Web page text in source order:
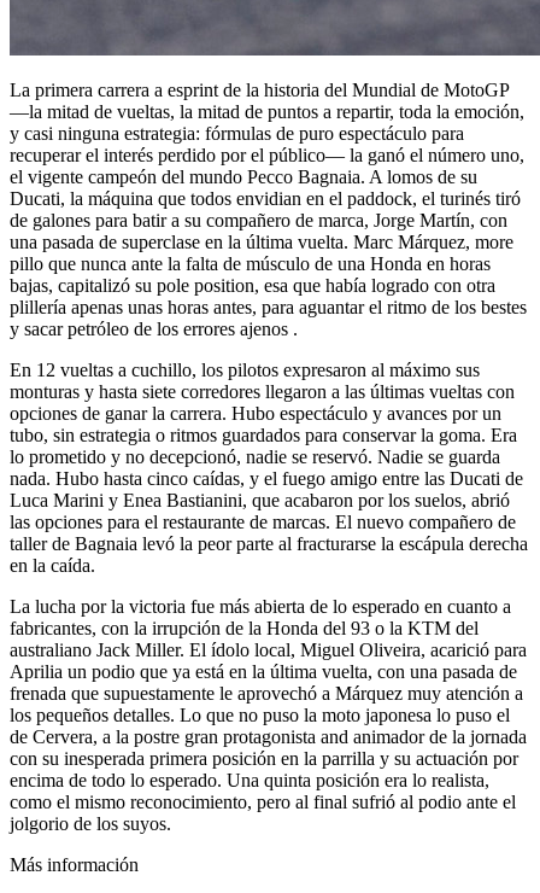
La primera carrera a esprint de la historia del Mundial de MotoGP
—la mitad de vueltas, la mitad de puntos a repartir, toda la emoción,
y casi ninguna estrategia: fórmulas de puro espectáculo para
recuperar el interés perdido por el público— la ganó el número uno,
el vigente campeón del mundo Pecco Bagnaia. A lomos de su
Ducati, la máquina que todos envidian en el paddock, el turinés tiró
de galones para batir a su compañero de marca, Jorge Martín, con
una pasada de superclase en la última vuelta. Marc Márquez, more
pillo que nunca ante la falta de músculo de una Honda en horas
bajas, capitalizó su pole position, esa que había logrado con otra
plillería apenas unas horas antes, para aguantar el ritmo de los bestes
y sacar petróleo de los errores ajenos .
En 12 vueltas a cuchillo, los pilotos expresaron al máximo sus
monturas y hasta siete corredores llegaron a las últimas vueltas con
opciones de ganar la carrera. Hubo espectáculo y avances por un
tubo, sin estrategia o ritmos guardados para conservar la goma. Era
lo prometido y no decepcionó, nadie se reservó. Nadie se guarda
nada. Hubo hasta cinco caídas, y el fuego amigo entre las Ducati de
Luca Marini y Enea Bastianini, que acabaron por los suelos, abrió
las opciones para el restaurante de marcas. El nuevo compañero de
taller de Bagnaia levó la peor parte al fracturarse la escápula derecha
en la caída.
La lucha por la victoria fue más abierta de lo esperado en cuanto a
fabricantes, con la irrupción de la Honda del 93 o la KTM del
australiano Jack Miller. El ídolo local, Miguel Oliveira, acarició para
Aprilia un podio que ya está en la última vuelta, con una pasada de
frenada que supuestamente le aprovechó a Márquez muy atención a
los pequeños detalles. Lo que no puso la moto japonesa lo puso el
de Cervera, a la postre gran protagonista and animador de la jornada
con su inesperada primera posición en la parrilla y su actuación por
encima de todo lo esperado. Una quinta posición era lo realista,
como el mismo reconocimiento, pero al final sufrió al podio ante el
jolgorio de los suyos.
Más información